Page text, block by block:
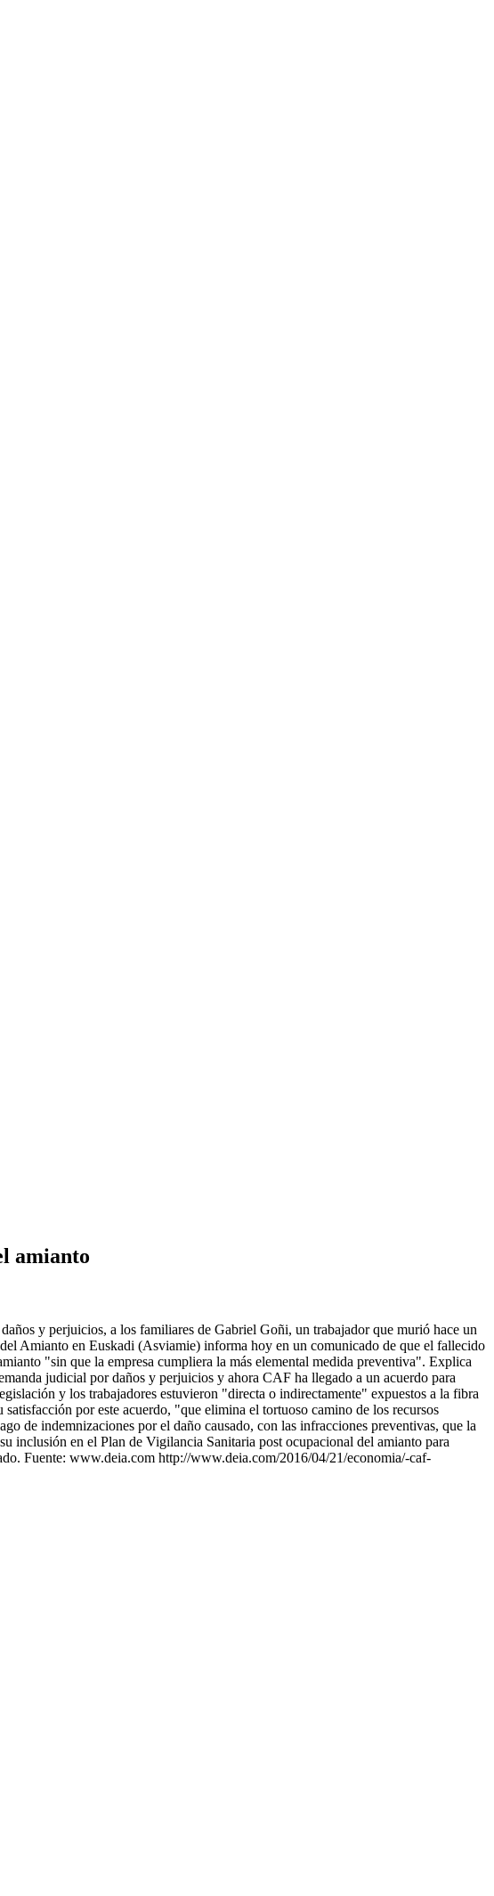
amianto
y perjuicios, a los familiares de Gabriel Goñi, un trabajador que murió hace un
Amianto en Euskadi (Asviamie) informa hoy en un comunicado de que el fallecido
"sin que la empresa cumpliera la más elemental medida preventiva". Explica
judicial por daños y perjuicios y ahora CAF ha llegado a un acuerdo para
y los trabajadores estuvieron "directa o indirectamente" expuestos a la fibra
por este acuerdo, "que elimina el tortuoso camino de los recursos
de indemnizaciones por el daño causado, con las infracciones preventivas, que la
inclusión en el Plan de Vigilancia Sanitaria post ocupacional del amianto para
Fuente: www.deia.com http://www.deia.com/2016/04/21/economia/-caf-